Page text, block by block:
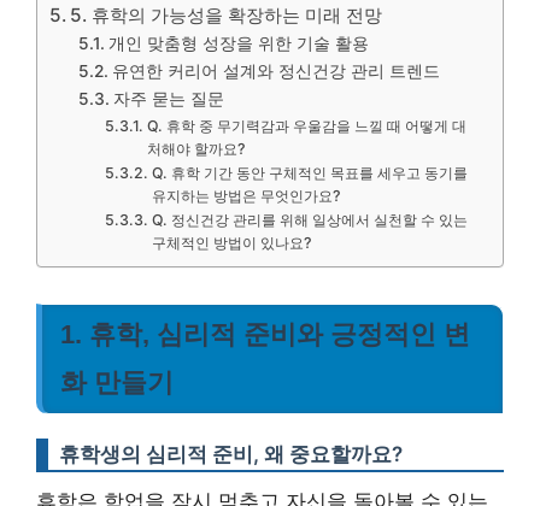
5. 휴학의 가능성을 확장하는 미래 전망
개인 맞춤형 성장을 위한 기술 활용
유연한 커리어 설계와 정신건강 관리 트렌드
자주 묻는 질문
Q. 휴학 중 무기력감과 우울감을 느낄 때 어떻게 대
처해야 할까요?
Q. 휴학 기간 동안 구체적인 목표를 세우고 동기를
유지하는 방법은 무엇인가요?
Q. 정신건강 관리를 위해 일상에서 실천할 수 있는
구체적인 방법이 있나요?
1. 휴학, 심리적 준비와 긍정적인 변
화 만들기
휴학생의 심리적 준비, 왜 중요할까요?